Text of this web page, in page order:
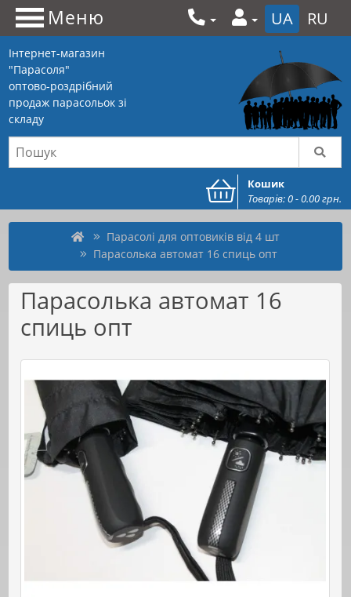
Меню UA RU
Інтернет-магазин
"Парасоля"
оптово-роздрібний
продаж парасольок зі
складу
Кошик
Товарів: 0 - 0.00 грн.
Парасолі для оптовиків від 4 шт
Парасолька автомат 16 спиць опт
Парасолька автомат 16
спиць опт